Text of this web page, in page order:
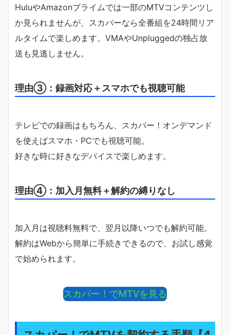
HuluやAmazonプライムでは一部のMTVコンテンツし
か見られませんが、スカパーなら全番組を24時間リア
ルタイムで楽しめます。VMAやUnpluggedの独占放
送も見逃しません。
理由③：録画対応＋スマホでも視聴可能
テレビでの録画はもちろん、スカパー！オンデマンド
を使えばスマホ・PCでも視聴可能。
好きな時に好きなデバイスで楽しめます。
理由④：加入月無料＋解約の縛りなし
加入月は視聴料無料で、翌月以降いつでも解約可能。
解約はWebから簡単に手続きできるので、お試し感覚
で始められます。
スカパー！でMTVを見る